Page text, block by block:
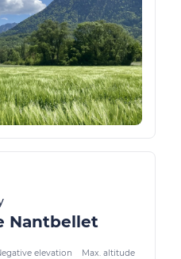
Nantbellet
elevation Max. altitude